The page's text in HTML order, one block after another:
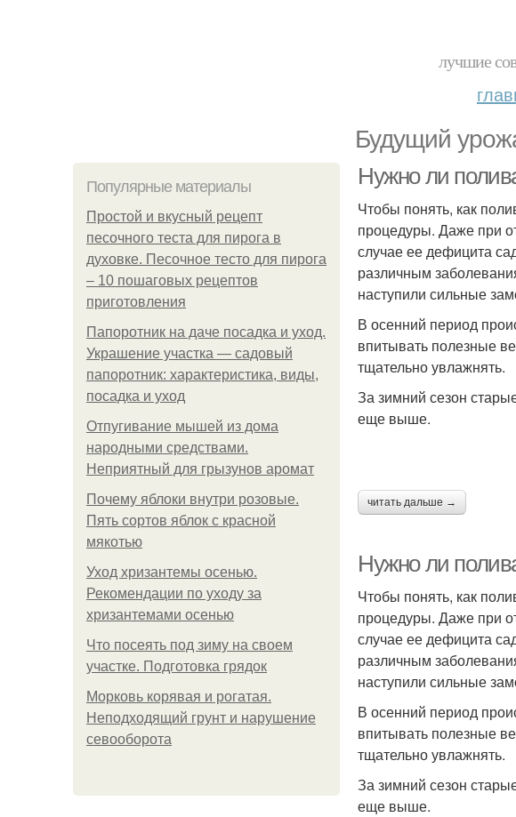
лучшие
Будущий
Популярные материалы
Простой и вкусный рецепт
песочного теста для пирога в
духовке. Песочное тесто для пирога
– 10 пошаговых рецептов
приготовления
Папоротник на даче посадка и уход.
Украшение участка — садовый
папоротник: характеристика, виды,
посадка и уход
Отпугивание мышей из дома
народными средствами.
Неприятный для грызунов аромат
Почему яблоки внутри розовые.
Пять сортов яблок с красной
мякотью
Уход хризантемы осенью.
Рекомендации по уходу за
хризантемами осенью
Что посеять под зиму на своем
участке. Подготовка грядок
Морковь корявая и рогатая.
Неподходящий грунт и нарушение
севооборота
Нужно ли
Чтобы понять, как
процедуры. Даже при
случае ее дефицита
различным
наступили сильные
В осенний период
впитывать полезные
тщательно увлажнять.
За зимний сезон
еще выше.
читать дальше →
Нужно ли
Чтобы понять, как
процедуры. Даже при
случае ее дефицита
различным
наступили сильные
В осенний период
впитывать полезные
тщательно увлажнять.
За зимний сезон
еще выше.